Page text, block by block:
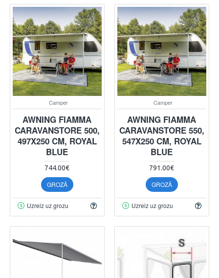
Camper
AWNING FIAMMA
CARAVANSTORE 500,
497X250 CM, ROYAL
BLUE
744.00€
GROZĀ
Uzreiz uz grozu
Camper
AWNING FIAMMA
CARAVANSTORE 550,
547X250 CM, ROYAL
BLUE
791.00€
GROZĀ
Uzreiz uz grozu